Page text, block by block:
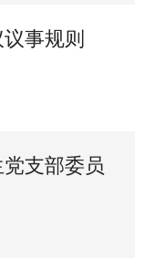
事规则
支部委员